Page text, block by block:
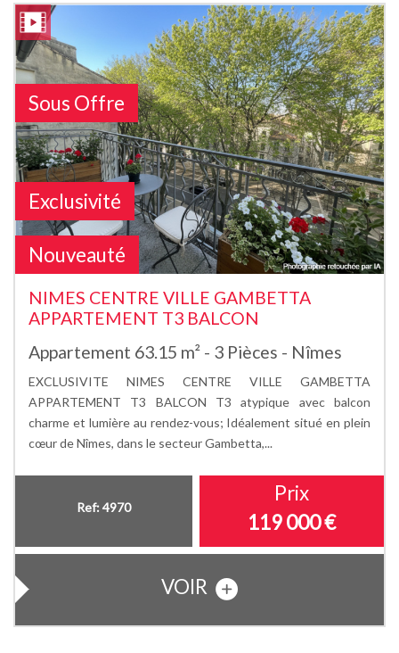
Sous Offre
Exclusivité
Nouveauté
NIMES CENTRE VILLE GAMBETTA
APPARTEMENT T3 BALCON
Appartement 63.15 m² - 3 Pièces - Nîmes
EXCLUSIVITE NIMES CENTRE VILLE GAMBETTA
APPARTEMENT T3 BALCON T3 atypique avec balcon
charme et lumière au rendez-vous; Idéalement situé en plein
cœur de Nîmes, dans le secteur Gambetta,...
Ref: 4970
Prix
119 000€
VOIR